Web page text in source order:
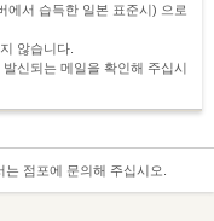
서 습득한 일본 표준시) 으로
않습니다.
신되는 메일을 확인해 주십시
점포에 문의해 주십시오.